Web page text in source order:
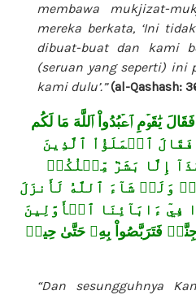
membawa mukjizat-
mereka berkata, ‘Ini
dibuat-buat dan kami
(seruan yang seperti) ini
kami dulu’.” (al-Qashash:
يَٰقَوۡمِ ٱعۡبُدُواْ ٱللَّهَ مَا لَكُم
فَقَالَ ٱلۡمَلَؤُاْ ٱلَّذِينَ
إِلَّا بَشَرٞ مِّثۡلُكُمۡ
وَلَوۡ شَآءَ ٱللَّهُ لَأَنزَلَ
فِيٓ ءَابَآئِنَا ٱلۡأَوَّلِينَ
فَتَرَبَّصُواْ بِهِۦ حَتَّىٰ حِينٖ
“Dan sesungguhnya